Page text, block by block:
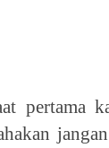
pertama